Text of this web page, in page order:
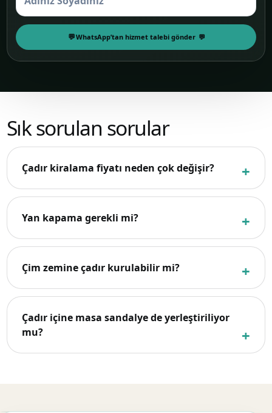
WhatsApp’tan hizmet talebi gönder
Sık sorulan sorular
Çadır kiralama fiyatı neden çok değişir?
Yan kapama gerekli mi?
Çim zemine çadır kurulabilir mi?
Çadır içine masa sandalye de yerleştiriliyor
mu?